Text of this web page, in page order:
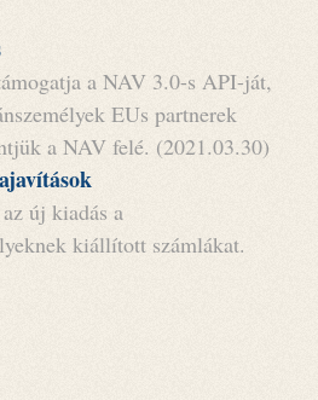
a NAV 3.0-s API-ját,
EUs partnerek
a NAV felé. (2021.03.30)
új kiadás a
kiállított számlákat.